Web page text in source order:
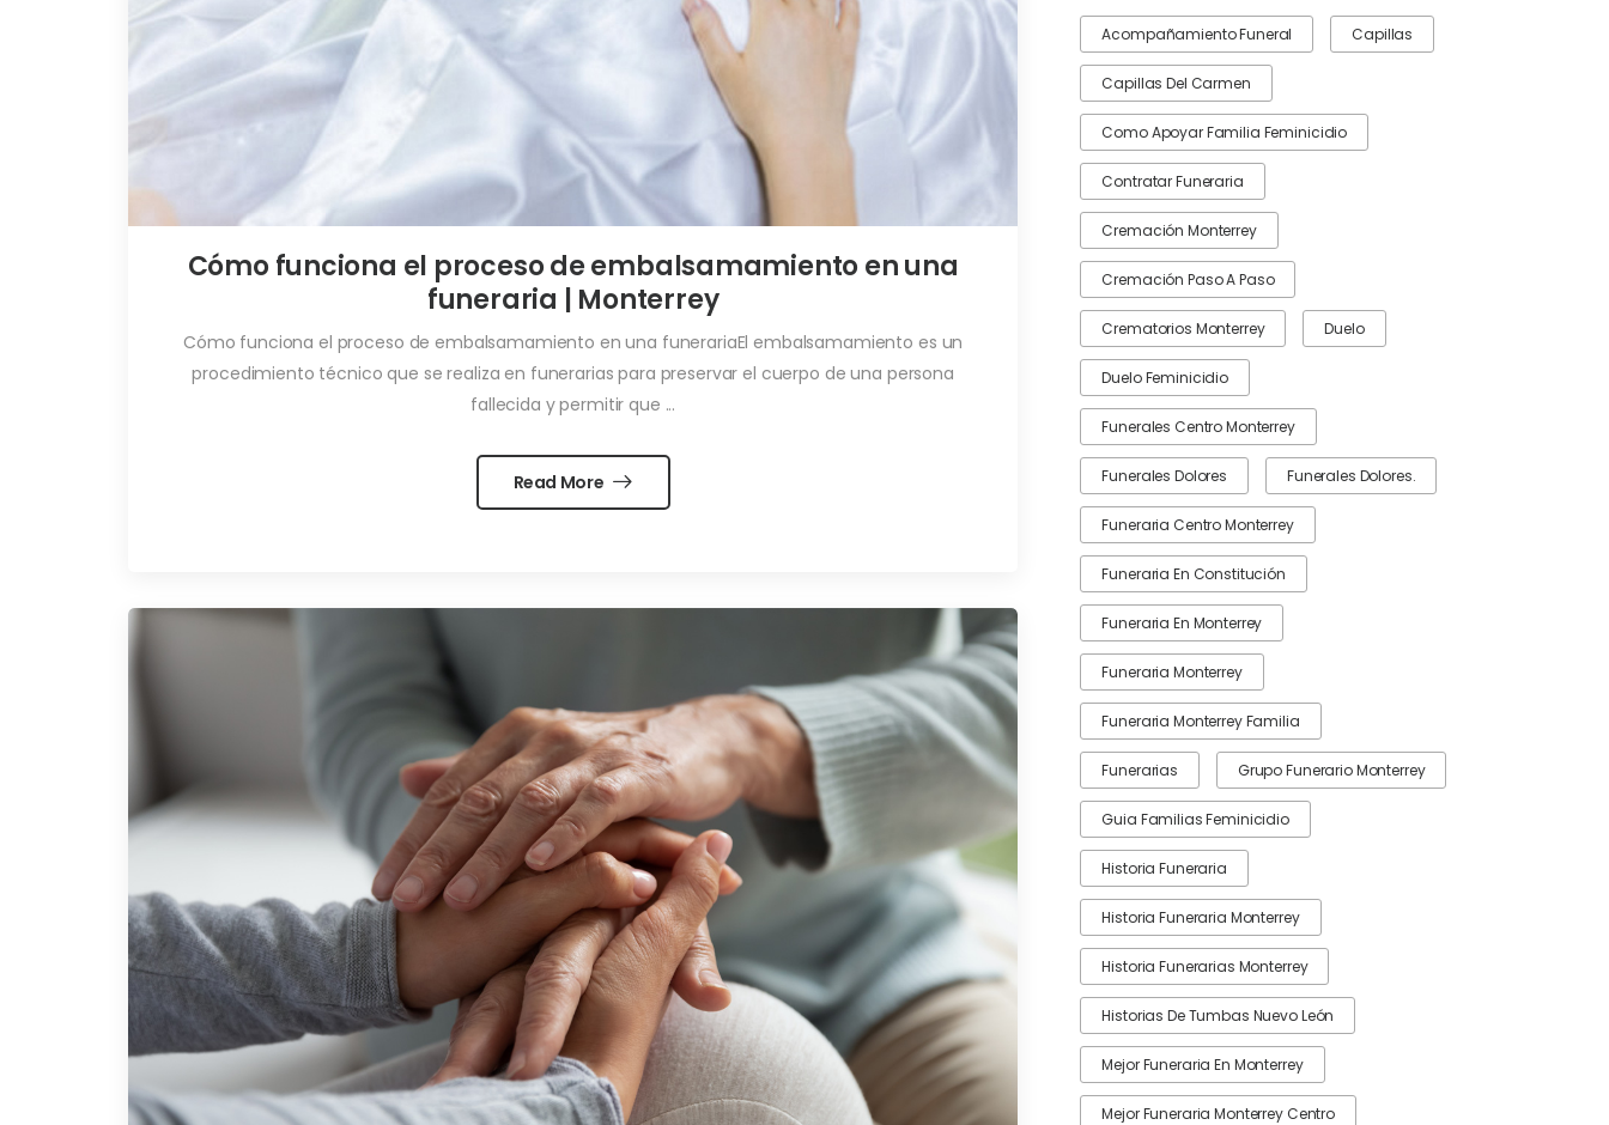
Acompañamiento Funeral Capillas
Capillas Del Carmen
Como Apoyar Familia Feminicidio
Contratar Funeraria
Cremación Monterrey
Cremación Paso A Paso
Crematorios Monterrey Duelo
Duelo Feminicidio
Funerales Centro Monterrey
Funerales Dolores Funerales Dolores.
Funeraria Centro Monterrey
Funeraria En Constitución
Funeraria En Monterrey
Funeraria Monterrey
Funeraria Monterrey Familia
Funerarias Grupo Funerario Monterrey
Guia Familias Feminicidio
Historia Funeraria
Historia Funeraria Monterrey
Historia Funerarias Monterrey
Historias De Tumbas Nuevo León
Mejor Funeraria En Monterrey
Mejor Funeraria Monterrey Centro
Cómo funciona el proceso de embalsamamiento en una
funeraria | Monterrey
Cómo funciona el proceso de embalsamamiento en una funerariaEl embalsamamiento es un
procedimiento técnico que se realiza en funerarias para preservar el cuerpo de una persona
fallecida y permitir que ...
Read More